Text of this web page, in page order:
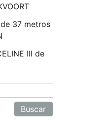
37 metros
III de